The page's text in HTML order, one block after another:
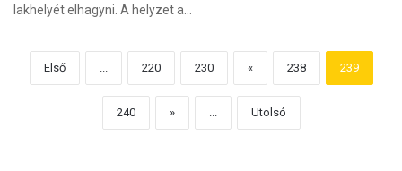
lakhelyét elhagyni. A helyzet a…
Első ... 220 230 « 238 239
240 » ... Utolsó